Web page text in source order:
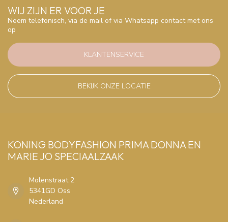
WIJ ZIJN ER VOOR JE
Neem telefonisch, via de mail of via Whatsapp contact met ons
op
KLANTENSERVICE
BEKIJK ONZE LOCATIE
KONING BODYFASHION PRIMA DONNA EN
MARIE JO SPECIAALZAAK
Molenstraat 2
5341GD Oss
Nederland